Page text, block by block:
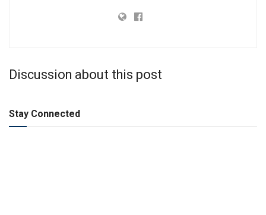
Discussion about this post
Stay Connected